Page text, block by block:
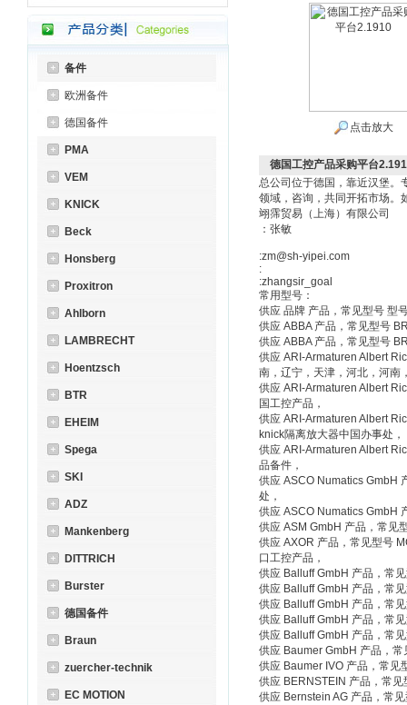
备件
欧洲备件
德国备件
PMA
VEM
KNICK
Beck
Honsberg
Proxitron
Ahlborn
LAMBRECHT
Hoentzsch
BTR
EHEIM
Spega
SKI
ADZ
Mankenberg
DITTRICH
Burster
德国备件
Braun
zuercher-technik
EC MOTION
点击放大
德国工控产品采购平台
总公司位于德国，靠近汉堡。
领域，咨询，共同开拓市场。
翊霈贸易（上海）有限公司
：张敏
:zm@sh-yipei.com
:
:zhangsir_goal
常用型号：
供应 品牌 产品，常见型号 型
供应 ABBA 产品，常见型号
供应 ABBA 产品，常见型号
供应 ARI-Armaturen Albert
南，辽宁，天津，河北，河南
供应 ARI-Armaturen Albert
国工控产品，
供应 ARI-Armaturen Albert
knick隔离放大器中国办事处，
供应 ARI-Armaturen Albert
品备件，
供应 ASCO Numatics GmbH
处，
供应 ASCO Numatics GmbH
供应 ASM GmbH 产品，常见
供应 AXOR 产品，常见型号
口工控产品，
供应 Balluff GmbH 产品，常
供应 Balluff GmbH 产品，常
供应 Balluff GmbH 产品，常
供应 Balluff GmbH 产品，常
供应 Balluff GmbH 产品，常
供应 Baumer GmbH 产品，
供应 Baumer IVO 产品，常见
供应 BERNSTEIN 产品，常
供应 Bernstein AG 产品，常